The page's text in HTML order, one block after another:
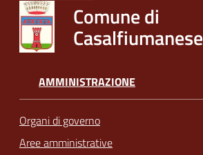
Comune di
Casalfiumanese
AMMINISTRAZIONE
Organi di governo
Aree amministrative